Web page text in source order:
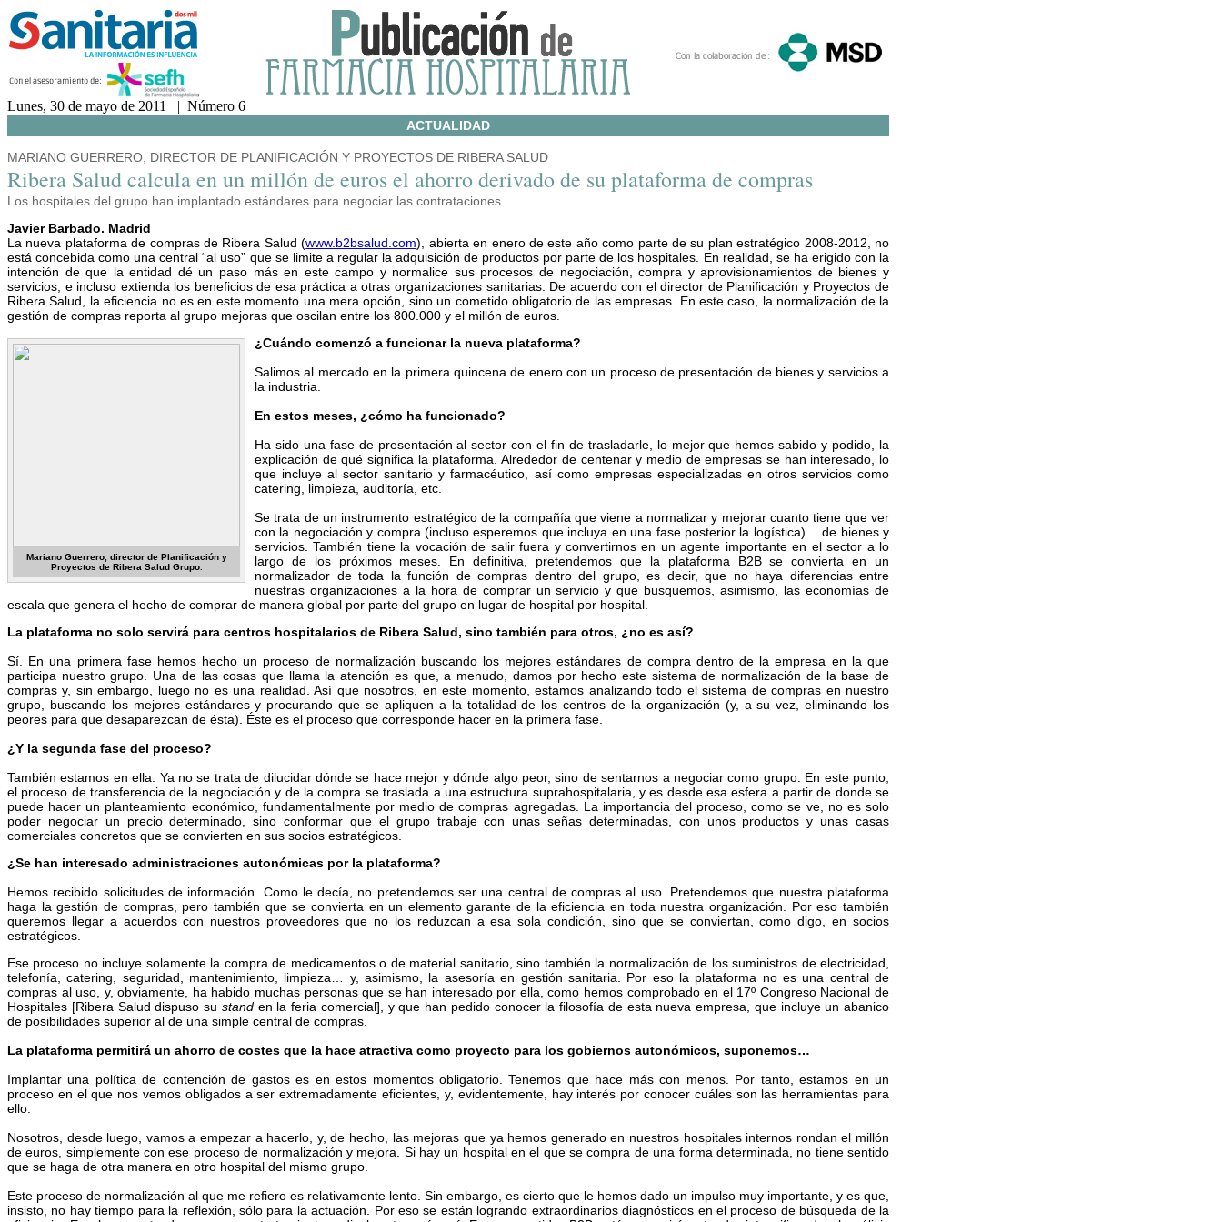
Lunes, 30 de mayo de 2011 | Número 6
ACTUALIDAD
MARIANO GUERRERO, DIRECTOR DE PLANIFICACIÓN Y PROYECTOS DE RIBERA SALUD
Ribera Salud calcula en un millón de euros el ahorro derivado de su plataforma de compras
Los hospitales del grupo han implantado estándares para negociar las contrataciones
Javier Barbado. Madrid
La nueva plataforma de compras de Ribera Salud (www.b2bsalud.com), abierta en enero de este año como parte de su plan estratégico 2008-2012, no
está concebida como una central “al uso” que se limite a regular la adquisición de productos por parte de los hospitales. En realidad, se ha erigido con la
intención de que la entidad dé un paso más en este campo y normalice sus procesos de negociación, compra y aprovisionamientos de bienes y
servicios, e incluso extienda los beneficios de esa práctica a otras organizaciones sanitarias. De acuerdo con el director de Planificación y Proyectos de
Ribera Salud, la eficiencia no es en este momento una mera opción, sino un cometido obligatorio de las empresas. En este caso, la normalización de la
gestión de compras reporta al grupo mejoras que oscilan entre los 800.000 y el millón de euros.
Mariano Guerrero, director de Planificación y
Proyectos de Ribera Salud Grupo.
¿Cuándo comenzó a funcionar la nueva plataforma?
Salimos al mercado en la primera quincena de enero con un proceso de presentación de bienes y servicios a
la industria.
En estos meses, ¿cómo ha funcionado?
Ha sido una fase de presentación al sector con el fin de trasladarle, lo mejor que hemos sabido y podido, la
explicación de qué significa la plataforma. Alrededor de centenar y medio de empresas se han interesado, lo
que incluye al sector sanitario y farmacéutico, así como empresas especializadas en otros servicios como
catering, limpieza, auditoría, etc.
Se trata de un instrumento estratégico de la compañía que viene a normalizar y mejorar cuanto tiene que ver
con la negociación y compra (incluso esperemos que incluya en una fase posterior la logística)… de bienes y
servicios. También tiene la vocación de salir fuera y convertirnos en un agente importante en el sector a lo
largo de los próximos meses. En definitiva, pretendemos que la plataforma B2B se convierta en un
normalizador de toda la función de compras dentro del grupo, es decir, que no haya diferencias entre
nuestras organizaciones a la hora de comprar un servicio y que busquemos, asimismo, las economías de
escala que genera el hecho de comprar de manera global por parte del grupo en lugar de hospital por hospital.
La plataforma no solo servirá para centros hospitalarios de Ribera Salud, sino también para otros, ¿no es así?
Sí. En una primera fase hemos hecho un proceso de normalización buscando los mejores estándares de compra dentro de la empresa en la que
participa nuestro grupo. Una de las cosas que llama la atención es que, a menudo, damos por hecho este sistema de normalización de la base de
compras y, sin embargo, luego no es una realidad. Así que nosotros, en este momento, estamos analizando todo el sistema de compras en nuestro
grupo, buscando los mejores estándares y procurando que se apliquen a la totalidad de los centros de la organización (y, a su vez, eliminando los
peores para que desaparezcan de ésta). Éste es el proceso que corresponde hacer en la primera fase.
¿Y la segunda fase del proceso?
También estamos en ella. Ya no se trata de dilucidar dónde se hace mejor y dónde algo peor, sino de sentarnos a negociar como grupo. En este punto,
el proceso de transferencia de la negociación y de la compra se traslada a una estructura suprahospitalaria, y es desde esa esfera a partir de donde se
puede hacer un planteamiento económico, fundamentalmente por medio de compras agregadas. La importancia del proceso, como se ve, no es solo
poder negociar un precio determinado, sino conformar que el grupo trabaje con unas señas determinadas, con unos productos y unas casas
comerciales concretos que se convierten en sus socios estratégicos.
¿Se han interesado administraciones autonómicas por la plataforma?
Hemos recibido solicitudes de información. Como le decía, no pretendemos ser una central de compras al uso. Pretendemos que nuestra plataforma
haga la gestión de compras, pero también que se convierta en un elemento garante de la eficiencia en toda nuestra organización. Por eso también
queremos llegar a acuerdos con nuestros proveedores que no los reduzcan a esa sola condición, sino que se conviertan, como digo, en socios
estratégicos.
Ese proceso no incluye solamente la compra de medicamentos o de material sanitario, sino también la normalización de los suministros de electricidad,
telefonía, catering, seguridad, mantenimiento, limpieza… y, asimismo, la asesoría en gestión sanitaria. Por eso la plataforma no es una central de
compras al uso, y, obviamente, ha habido muchas personas que se han interesado por ella, como hemos comprobado en el 17º Congreso Nacional de
Hospitales [Ribera Salud dispuso su stand en la feria comercial], y que han pedido conocer la filosofía de esta nueva empresa, que incluye un abanico
de posibilidades superior al de una simple central de compras.
La plataforma permitirá un ahorro de costes que la hace atractiva como proyecto para los gobiernos autonómicos, suponemos…
Implantar una política de contención de gastos es en estos momentos obligatorio. Tenemos que hace más con menos. Por tanto, estamos en un
proceso en el que nos vemos obligados a ser extremadamente eficientes, y, evidentemente, hay interés por conocer cuáles son las herramientas para
ello.
Nosotros, desde luego, vamos a empezar a hacerlo, y, de hecho, las mejoras que ya hemos generado en nuestros hospitales internos rondan el millón
de euros, simplemente con ese proceso de normalización y mejora. Si hay un hospital en el que se compra de una forma determinada, no tiene sentido
que se haga de otra manera en otro hospital del mismo grupo.
Este proceso de normalización al que me refiero es relativamente lento. Sin embargo, es cierto que le hemos dado un impulso muy importante, y es que,
insisto, no hay tiempo para la reflexión, sólo para la actuación. Por eso se están logrando extraordinarios diagnósticos en el proceso de búsqueda de la